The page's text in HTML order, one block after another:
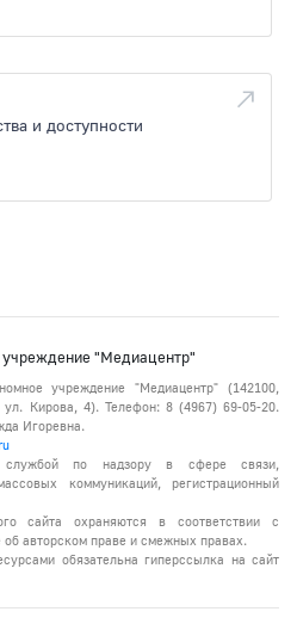
и доступности
"Медиацентр"
учреждение "Медиацентр" (142100,
Кирова, 4). Телефон: 8 (4967) 69-05-20.
Игоревна.
службой по надзору в сфере связи,
коммуникаций, регистрационный
сайта охраняются в соответствии с
авторском праве и смежных правах.
обязательна гиперссылка на сайт